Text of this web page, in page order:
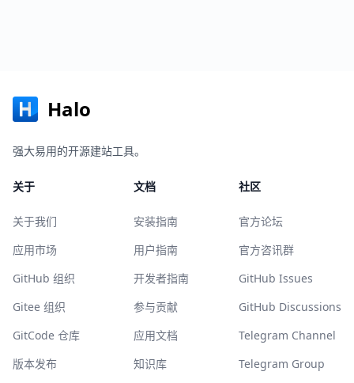
Halo
强大易用的开源建站工具。
关于
关于我们
应用市场
GitHub 组织
Gitee 组织
GitCode 仓库
版本发布
文档
安装指南
用户指南
开发者指南
参与贡献
应用文档
知识库
社区
官方论坛
官方咨讯群
GitHub Issues
GitHub Discussions
Telegram Channel
Telegram Group